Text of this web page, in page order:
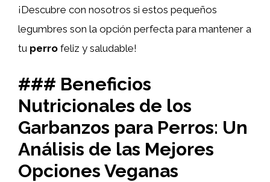
¡Descubre con nosotros si estos pequeños
legumbres son la opción perfecta para mantener a
tu perro feliz y saludable!
### Beneficios
Nutricionales de los
Garbanzos para Perros: Un
Análisis de las Mejores
Opciones Veganas